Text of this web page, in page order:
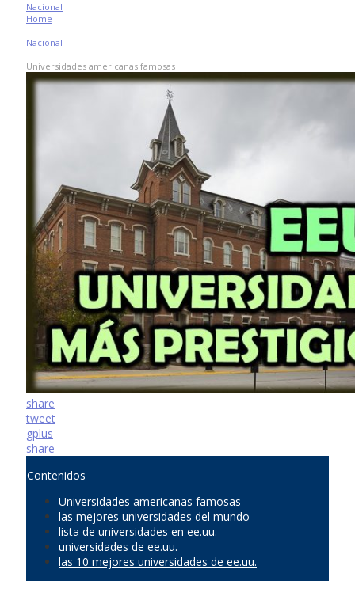
Nacional
Home
|
Nacional
|
Universidades americanas famosas
share
tweet
gplus
share
Contenidos
Universidades americanas famosas
las mejores universidades del mundo
lista de universidades en ee.uu.
universidades de ee.uu.
las 10 mejores universidades de ee.uu.